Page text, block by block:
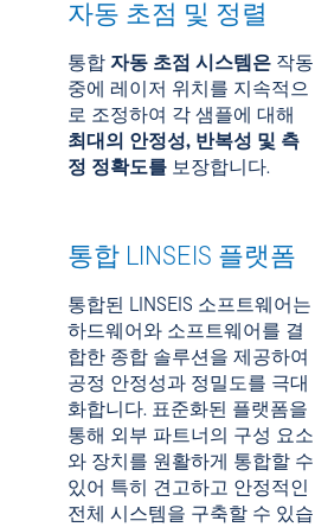
자동 초점 및 정렬
통합 자동 초점 시스템은 작동
중에 레이저 위치를 지속적으
로 조정하여 각 샘플에 대해
최대의 안정성, 반복성 및 측
정 정확도를 보장합니다.
통합 LINSEIS 플랫폼
통합된 LINSEIS 소프트웨어는
하드웨어와 소프트웨어를 결
합한 종합 솔루션을 제공하여
공정 안정성과 정밀도를 극대
화합니다. 표준화된 플랫폼을
통해 외부 파트너의 구성 요소
와 장치를 원활하게 통합할 수
있어 특히 견고하고 안정적인
전체 시스템을 구축할 수 있습